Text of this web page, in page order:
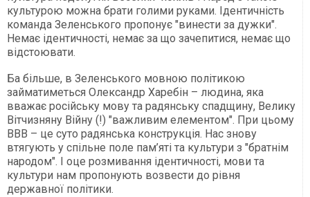
культурою можна брати голими руками. Ідентичність
команда Зеленського пропонує "винести за дужки".
Немає ідентичності, немає за що зачепитися, немає що
відстоювати.
Ба більше, в Зеленського мовною політикою
займатиметься Олександр Харебін – людина, яка
вважає російську мову та радянську спадщину, Велику
Вітчизняну Війну (!) "важливим елементом". При цьому
ВВВ – це суто радянська конструкція. Нас знову
втягують у спільне поле пам’яті та культури з "братнім
народом". І оце розмивання ідентичності, мови та
культури нам пропонують возвести до рівня
державної політики.